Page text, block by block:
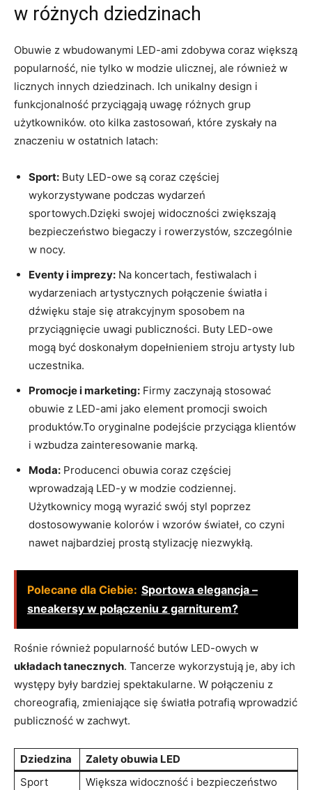
w różnych dziedzinach
Obuwie z wbudowanymi LED-ami zdobywa coraz większą
popularność, nie tylko w modzie ulicznej, ale również w
licznych innych dziedzinach. Ich unikalny design i
funkcjonalność przyciągają uwagę różnych grup
użytkowników. oto kilka zastosowań, które zyskały na
znaczeniu w ostatnich latach:
Sport: Buty LED-owe są coraz częściej
wykorzystywane podczas wydarzeń
sportowych.Dzięki swojej widoczności zwiększają
bezpieczeństwo biegaczy i rowerzystów, szczególnie
w nocy.
Eventy i imprezy: Na koncertach, festiwalach i
wydarzeniach artystycznych połączenie światła i
dźwięku staje się atrakcyjnym sposobem na
przyciągnięcie uwagi publiczności. Buty LED-owe
mogą być doskonałym dopełnieniem stroju artysty lub
uczestnika.
Promocje i marketing: Firmy zaczynają stosować
obuwie z LED-ami jako element promocji swoich
produktów.To oryginalne podejście przyciąga klientów
i wzbudza zainteresowanie marką.
Moda: Producenci obuwia coraz częściej
wprowadzają LED-y w modzie codziennej.
Użytkownicy mogą wyrazić swój styl poprzez
dostosowywanie kolorów i wzorów świateł, co czyni
nawet najbardziej prostą stylizację niezwykłą.
Polecane dla Ciebie: Sportowa elegancja –
sneakersy w połączeniu z garniturem?
Rośnie również popularność butów LED-owych w
układach tanecznych. Tancerze wykorzystują je, aby ich
występy były bardziej spektakularne. W połączeniu z
choreografią, zmieniające się światła potrafią wprowadzić
publiczność w zachwyt.
Dziedzina
Zalety obuwia LED
Sport
Większa widoczność i bezpieczeństwo